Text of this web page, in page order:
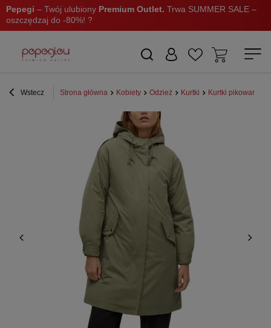
Pepegi – Twój ulubiony Premium Outlet. Trwa SUMMER SALE –
oszczędzaj do -80%! ?
Wstecz Strona główna Kobiety Odzież Kurtki Kurtki pikowane